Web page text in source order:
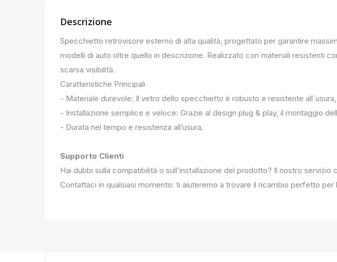
Descrizione
Specchietto retrovisore esterno di alta qualità, progettato per garantire
modelli di auto oltre quello in descrizione. Realizzato con materiali resistenti
scarsa visibilità.
Caratteristiche Principali
- Materiale durevole: Il vetro dello specchietto è robusto e resistente
- Installazione semplice e veloce: Grazie al design plug & play, il montaggio
- Durata nel tempo e resistenza all’usura.
Supporto Clienti
Hai dubbi sulla compatibilità o sull’installazione del prodotto? Il nostro
Contattaci in qualsiasi momento: ti aiuteremo a trovare il ricambio perfetto per